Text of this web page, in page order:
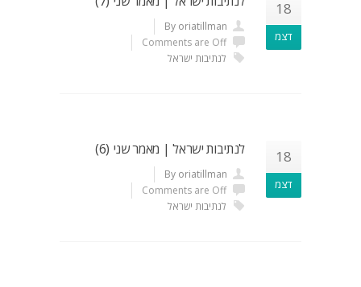
18
דצמ
By oriatillman
Comments are Off
לנתיבות ישראל
18
דצמ
לנתיבות ישראל | מאמר שני (6)
By oriatillman
Comments are Off
לנתיבות ישראל